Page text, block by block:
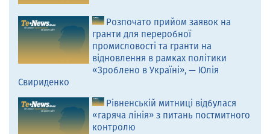
Розпочато прийом заявок на
гранти для переробної
промисловості та гранти на
відновлення в рамках політики
«Зроблено в Україні», — Юлія
Свириденко
Рівненській митниці відбулася
«гаряча лінія» з питань постмитного
контролю